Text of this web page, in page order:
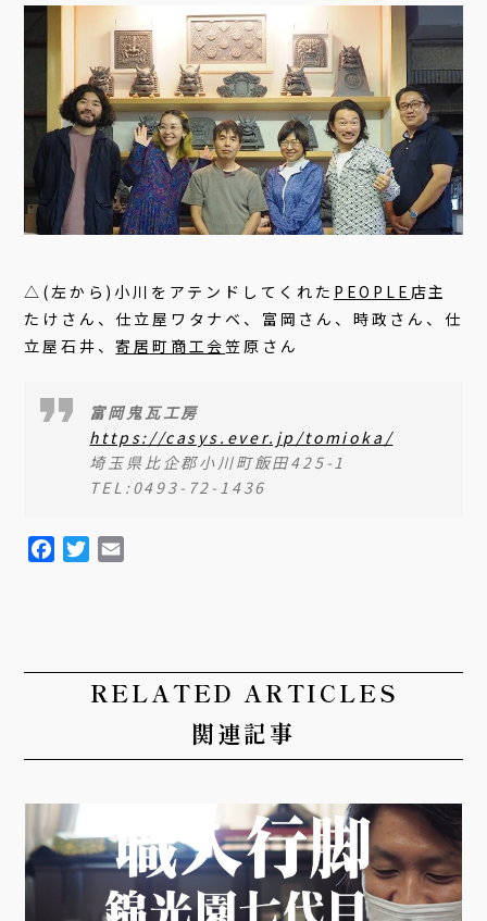
△(左から)小川をアテンドしてくれた PEOPLE 店主
たけさん、仕立屋ワタナベ、富岡さん、時政さん、仕
立屋石井、寄居町商工会笠原さん
富岡鬼瓦工房
https://casys.ever.jp/tomioka/
埼玉県比企郡小川町飯田425-1
TEL:0493-72-1436
F
o
T
e
r
RELATED ARTICLES
関連記事